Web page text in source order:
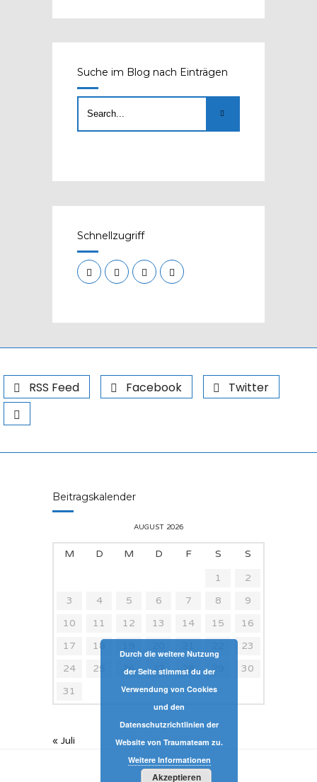
Suche im Blog nach Einträgen
Schnellzugriff
RSS Feed Facebook Twitter
Beitragskalender
AUGUST 2026
M D M D F S
S
1
2
3
4 5 6 7 8
9
10
11 12 13 14 15
16
17
18
23
24
25 26 27 28 29
30
31
« Juli
Durch die weitere Nutzung
der Seite stimmst du der
Verwendung von Cookies
und den
Datenschutzrichtlinien der
Website von Traumateam zu.
Weitere Informationen
Akzeptieren